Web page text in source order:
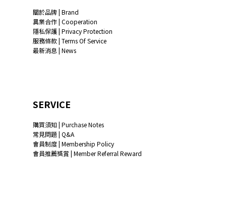
關於品牌 | Brand
異業合作 | Cooperation
隱私保護 | Privacy Protection
服務條款 | Terms Of Service
最新消息 | News
SERVICE
購買須知 | Purchase Notes
常見問題 | Q&A
會員制度 | Membership Policy
會員推薦獎賞 | Member Referral Reward